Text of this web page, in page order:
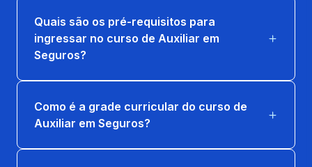
Quais são os pré-requisitos para
ingressar no curso de Auxiliar em
Seguros?
Como é a grade curricular do curso de
Auxiliar em Seguros?